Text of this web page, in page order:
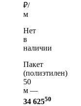
₽/
м
Нет
в
наличии
Пакет
(полиэтилен)
50
м —
34 62550